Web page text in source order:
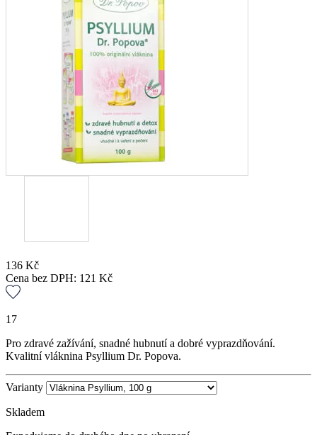
136 Kč
Cena bez DPH: 121 Kč
17
Pro zdravé zažívání, snadné hubnutí a dobré vyprazdňování.
Kvalitní vláknina Psyllium Dr. Popova.
Varianty
Skladem